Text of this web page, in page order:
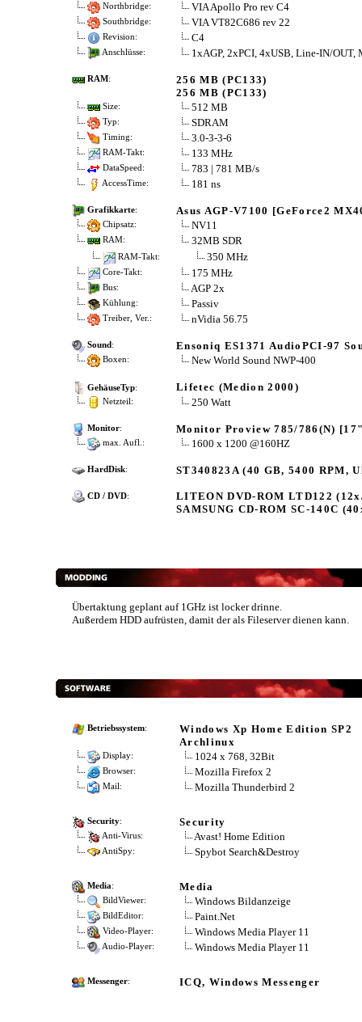
Northbridge: VIA Apollo Pro rev C4
Southbridge: VIA VT82C686 rev 22
Revision: C4
Anschlüsse: 1xAGP, 2xPCI, 4xUSB, Line-IN/
RAM:
256 MB (PC133)
256 MB (PC133)
Size: 512 MB
Typ: SDRAM
Timing: 3.0-3-3-6
RAM-Takt: 133 MHz
DataSpeed: 783 | 781 MB/s
AccessTime: 181 ns
Grafikkarte: Asus AGP-V7100 [GeForce2
Chipsatz: NV11
RAM: 32MB SDR
RAM-Takt: 350 MHz
Core-Takt: 175 MHz
Bus: AGP 2x
Kühlung: Passiv
Treiber, Ver.: nVidia 56.75
Sound: Ensoniq ES1371 AudioPCI-97
Boxen: New World Sound NWP-400
GehäuseTyp: Lifetec (Medion 2000)
Netzteil: 250 Watt
Monitor: Monitor Proview 785/786(N)
max. Aufl.: 1600 x 1200 @160HZ
HardDisk: ST340823A (40 GB, 5400 RPM,
CD / DVD:
LITEON DVD-ROM LTD122
SAMSUNG CD-ROM SC-140C
Übertaktung geplant auf 1GHz ist locker drinne.
Außerdem HDD aufrüsten, damit der als Fileserver dienen kann.
Betriebssystem:
Windows Xp Home Edition SP2
Archlinux
Display: 1024 x 768, 32Bit
Browser: Mozilla Firefox 2
Mail: Mozilla Thunderbird 2
Security: Security
Anti-Virus: Avast! Home Edition
AntiSpy: Spybot Search&Destroy
Media: Media
BildViewer: Windows Bildanzeige
BildEditor: Paint.Net
Video-Player: Windows Media Player 11
Audio-Player: Windows Media Player 11
Messenger: ICQ, Windows Messenger